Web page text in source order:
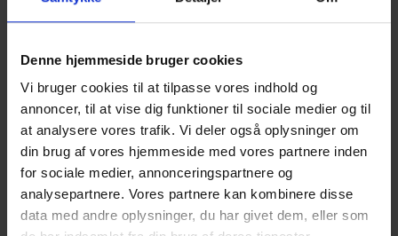
Denne hjemmeside bruger cookies
Vi bruger cookies til at tilpasse vores indhold og
annoncer, til at vise dig funktioner til sociale medier og til
at analysere vores trafik. Vi deler også oplysninger om
din brug af vores hjemmeside med vores partnere inden
for sociale medier, annonceringspartnere og
analysepartnere. Vores partnere kan kombinere disse
data med andre oplysninger, du har givet dem, eller som
Og vinderen er Voerså Butikshus, som siden
starten i 2022 - midt i coronakrisen – har
skabt ikke mindre end 26 nye arbejdspladser
og er blevet til et lokalt samlingspunkt i
landsbyen.
- Voerså Butikshus skal hædres for at gøre en